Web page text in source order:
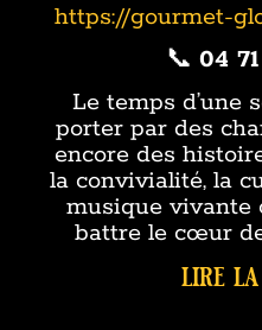
https://gourmet-
📞 04
Le temps d’une
porter par des
encore des
la convivialité, la
musique vivante
battre le cœur
lire